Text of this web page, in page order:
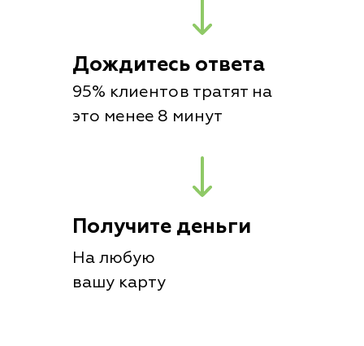
Дождитесь ответа
95% клиентов тратят на
это менее 8 минут
Получите деньги
На любую
вашу карту